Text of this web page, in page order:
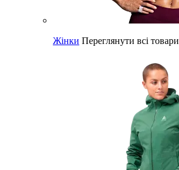
Жінки Переглянути всі товари